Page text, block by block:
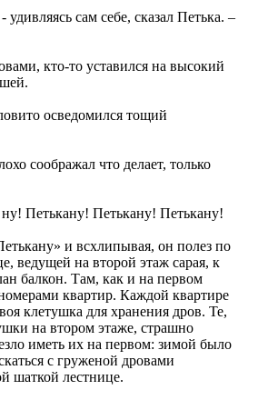
сам себе, сказал Петька. –
кто-то уставился на высокий
осведомился тощий
соображал что делает, только
Петькану! Петькану! Петькану!
и всхлипывая, он полез по
ведущей на второй этаж сарая, к
балкон. Там, как и на первом
квартир. Каждой квартире
клетушка для хранения дров. Те,
на втором этаже, страшно
иметь их на первом: зимой было
с груженой дровами
шаткой лестнице.